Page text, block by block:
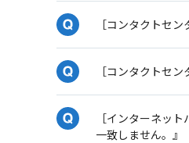
［コンタクトセ
［コンタクトセ
［インターネッ
一致しません。』